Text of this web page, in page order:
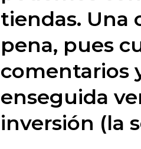
tiendas. Una
pena, pues
comentarios
enseguida
inversión (la